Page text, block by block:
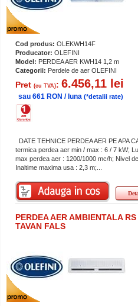
Cod produs: OLEKWH14F
Producator: OLEFINI
Model: PERDEA AER KWH14 1,2 m
Categorii: Perdele de aer OLEFINI
Pret (cu TVA): 6.456,11 lei
sau 661 RON / luna (*detalii rate)
DATE TEHNICE PERDEA AER PE APA
termica perdea aer min / max : 6 / 7 kW;
max perdea aer : 1200/1000 mc/h; Nivel
Inaltime maxima usa : 2,3 m;...
PERDEA AER AMBIENTALA
TAVAN FALS